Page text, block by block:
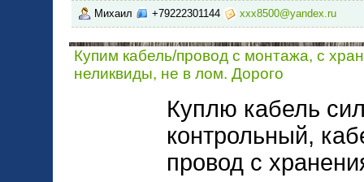
Михаил +79222301144 xxx8500@yandex.ru
Купим кабель/провод с монтажа, с
неликвиды, не в лом. Дорого
Куплю кабель
контрольный,
провод с